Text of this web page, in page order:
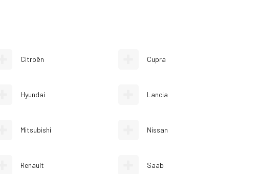
Citroën Cupra
Hyundai Lancia
Mitsubishi Nissan
Renault Saab